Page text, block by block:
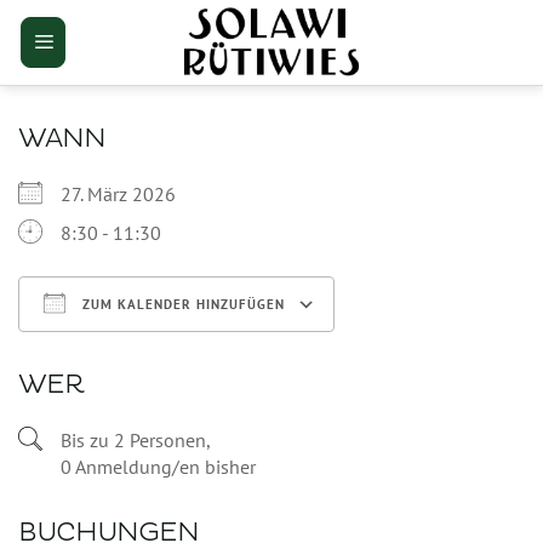
Zum
Inhalt
springen
WANN
27. März 2026
8:30 - 11:30
ZUM KALENDER HINZUFÜGEN
WER
Bis zu 2 Personen,
0 Anmeldung/en bisher
BUCHUNGEN